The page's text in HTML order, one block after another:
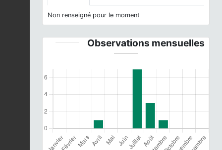
Non renseigné pour le moment
Observations mensuelles